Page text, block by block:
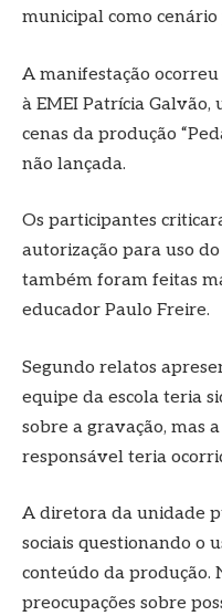
municipal como
A manifestação
à EMEI Patrícia
cenas da produção
não lançada.
Os participantes
autorização para uso
também foram feitas
educador Paulo Freire.
Segundo relatos
equipe da escola teria
sobre a gravação, mas
responsável teria
A diretora da unidade
sociais questionando o
conteúdo da produção.
preocupações sobre